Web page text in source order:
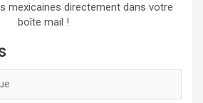
mexicaines directement dans votre
boîte mail !